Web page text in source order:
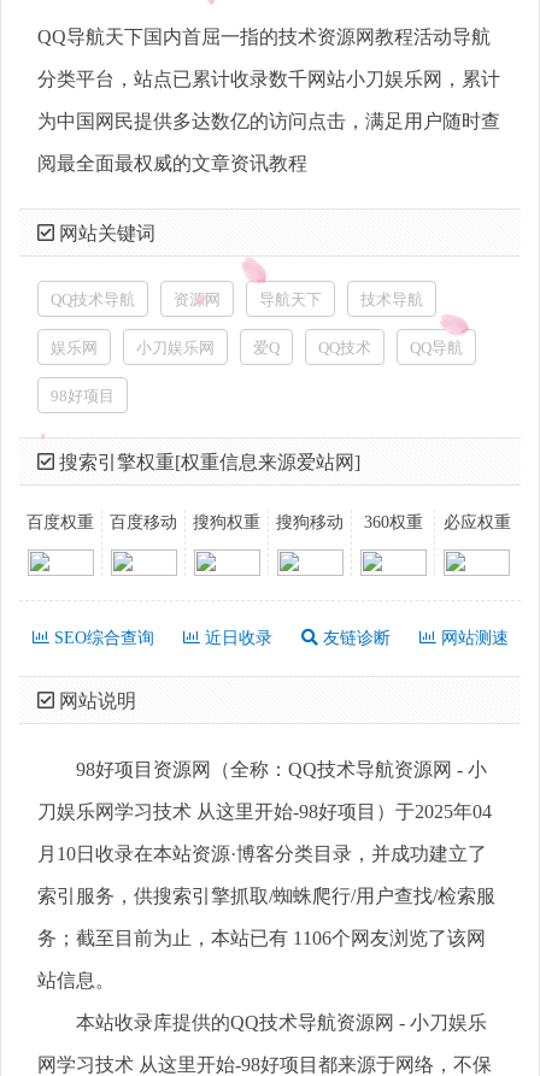
QQ导航天下国内首屈一指的技术资源网教程活动导航
分类平台，站点已累计收录数千网站小刀娱乐网，累计
为中国网民提供多达数亿的访问点击，满足用户随时查
阅最全面最权威的文章资讯教程
网站关键词
QQ技术导航 资源网 导航天下 技术导航
娱乐网 小刀娱乐网 爱Q QQ技术 QQ导航
98好项目
搜索引擎权重[权重信息来源爱站网]
百度权重 百度移动 搜狗权重 搜狗移动 360权重 必应权重
SEO综合查询 近日收录 友链诊断 网站测速
网站说明
98好项目资源网（全称：QQ技术导航资源网 - 小
刀娱乐网学习技术 从这里开始-98好项目）于2025年04
月10日收录在本站资源·博客分类目录，并成功建立了
索引服务，供搜索引擎抓取/蜘蛛爬行/用户查找/检索服
务；截至目前为止，本站已有 1106个网友浏览了该网
站信息。
本站收录库提供的QQ技术导航资源网 - 小刀娱乐
网学习技术 从这里开始-98好项目都来源于网络，不保